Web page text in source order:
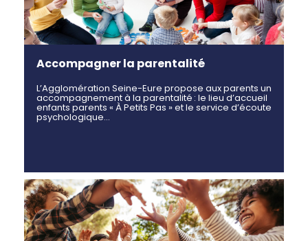
Accompagner la parentalité
L’Agglomération Seine-Eure propose aux parents un
accompagnement à la parentalité : le lieu d’accueil
enfants parents « À Petits Pas » et le service d’écoute
psychologique…